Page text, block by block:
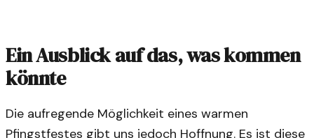
Ein Ausblick auf das, was kommen
könnte
Die aufregende Möglichkeit eines warmen
Pfingstfestes gibt uns jedoch Hoffnung. Es ist diese